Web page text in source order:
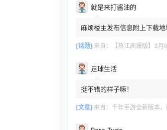
就是来打酱油的
麻烦楼主发布信息附上下载地
[话题] 来自： 【热江高爆版】3月
足球生活
挺不错的样子嘛！
[文章] 来自： 千年手游全新版本，搬砖天花